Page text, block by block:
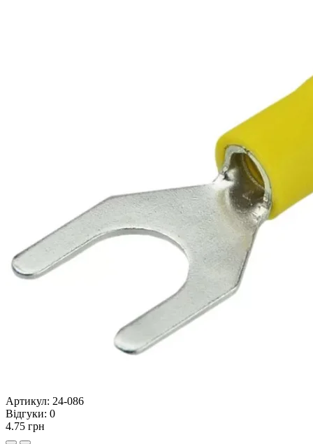
Артикул: 24-086
Відгуки: 0
4.75 грн